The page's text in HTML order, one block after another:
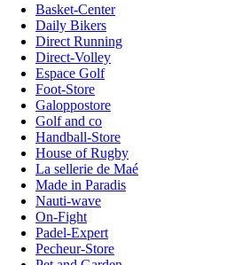
Basket-Center
Daily Bikers
Direct Running
Direct-Volley
Espace Golf
Foot-Store
Galoppostore
Golf and co
Handball-Store
House of Rugby
La sellerie de Maé
Made in Paradis
Nauti-wave
On-Fight
Padel-Expert
Pecheur-Store